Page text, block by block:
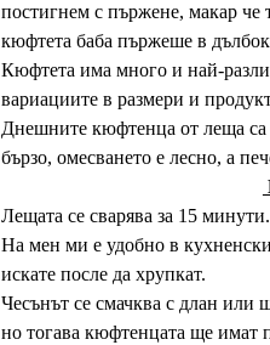
постигнем с пържене, макар че
кюфтета баба пържеше в
Кюфтета има много и най-
вариациите в размери и
Днешните кюфтенца от леща
бързо, омесването е лесно, а
Лещата се сварява за 15
На мен ми е удобно в
искате после да хрупкат.
Чесънът се смачква с длан или
но тогава кюфтенцата ще имат